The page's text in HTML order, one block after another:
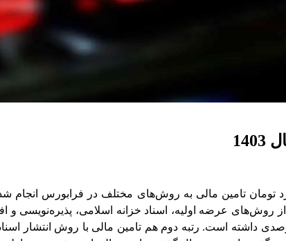
تامین مالی از روش‌های عرضه اولیه، اسناد خزانه اسلامی،